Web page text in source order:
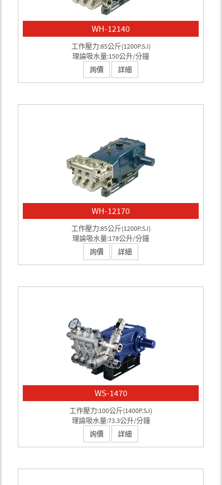
WH-12140
工作壓力:85公斤(1200P.S.I)
理論吸水量:150公升/分鐘
詢價
詳細
WH-12170
工作壓力:85公斤(1200P.S.I)
理論吸水量:178公升/分鐘
詢價
詳細
WS-1470
工作壓力:100公斤(1400P.S.I)
理論吸水量:73.3公升/分鐘
詢價
詳細